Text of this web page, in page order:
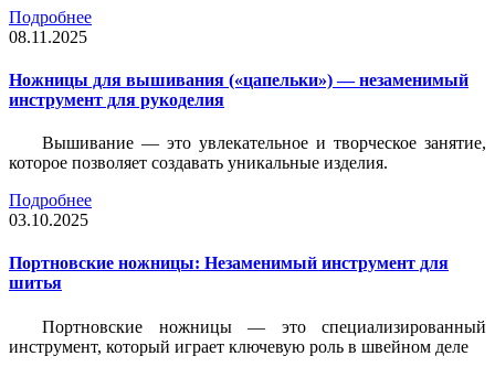
Подробнее
08.11.2025
Ножницы для вышивания («цапельки») — незаменимый
инструмент для рукоделия
Вышивание — это увлекательное и творческое занятие,
которое позволяет создавать уникальные изделия.
Подробнее
03.10.2025
Портновские ножницы: Незаменимый инструмент для
шитья
Портновские ножницы — это специализированный
инструмент, который играет ключевую роль в швейном деле